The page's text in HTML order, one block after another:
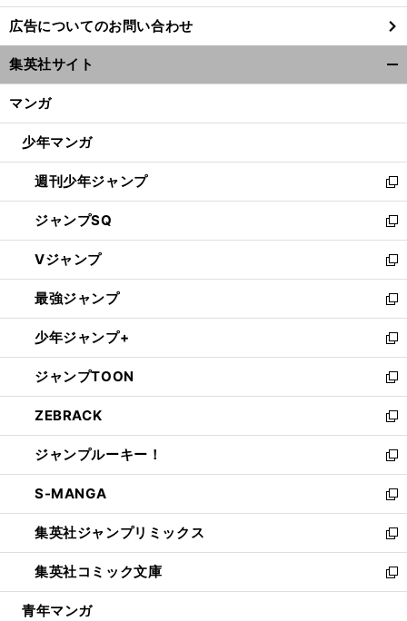
し
い
ウ
ィ
ン
ウ
開
く
広告についてのお問い合わせ
集英社サイト
マンガ
少年マンガ
週刊少年ジャンプ
新
し
い
ウ
ィ
ン
ド
ウ
で
開
く
ジャンプSQ
新
し
い
ウ
ィ
ン
ド
ウ
で
開
く
Vジャンプ
新
し
い
ウ
ィ
ン
ド
ウ
で
開
く
最強ジャンプ
新
し
い
ウ
ィ
ン
ド
ウ
で
開
く
少年ジャンプ+
新
し
い
ウ
ィ
ン
ド
ウ
で
開
く
ジャンプTOON
新
し
い
ウ
ィ
ン
ド
ウ
で
開
く
ZEBRACK
新
し
い
ウ
ィ
ン
ド
ウ
で
開
ジャンプルーキー！
新
し
い
ウ
ィ
ン
ド
ウ
S-MANGA
新
し
い
ウ
ィ
ン
集英社ジャンプリミックス
新
し
い
ウ
集英社コミック文庫
新
し
青年マンガ